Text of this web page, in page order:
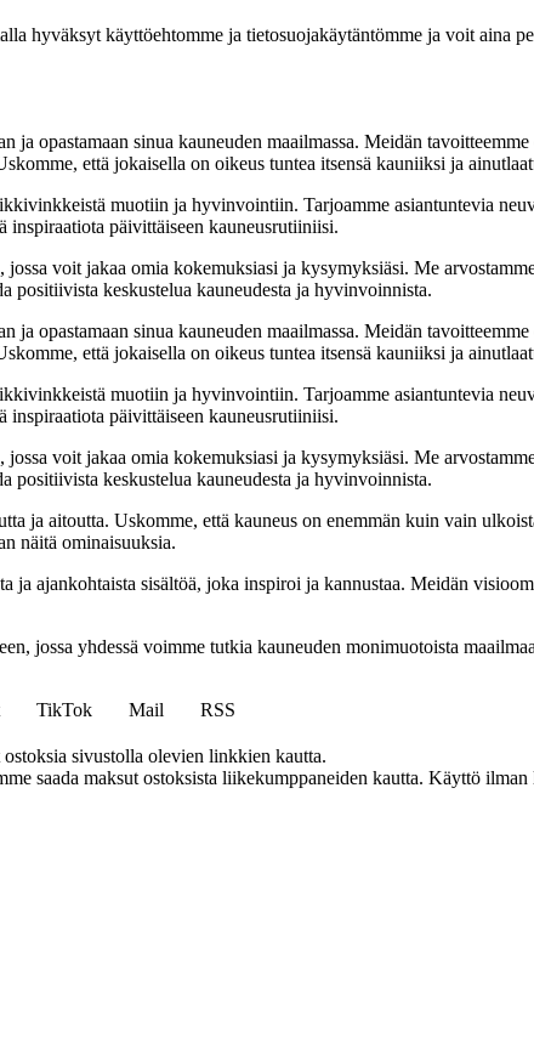
hyväksyt käyttöehtomme ja tietosuojakäytäntömme ja voit aina
opastamaan sinua kauneuden maailmassa. Meidän
että jokaisella on oikeus tuntea itsensä kauniiksi ja
muotiin ja hyvinvointiin. Tarjoamme asiantuntevia
inspiraatiota päivittäiseen kauneusrutiiniisi.
voit jakaa omia kokemuksiasi ja kysymyksiäsi. Me
positiivista keskustelua kauneudesta ja hyvinvoinnista.
opastamaan sinua kauneuden maailmassa. Meidän
että jokaisella on oikeus tuntea itsensä kauniiksi ja
muotiin ja hyvinvointiin. Tarjoamme asiantuntevia
inspiraatiota päivittäiseen kauneusrutiiniisi.
voit jakaa omia kokemuksiasi ja kysymyksiäsi. Me
positiivista keskustelua kauneudesta ja hyvinvoinnista.
ja aitoutta. Uskomme, että kauneus on enemmän kuin vain
näitä ominaisuuksia.
ajankohtaista sisältöä, joka inspiroi ja kannustaa. Meidän
jossa yhdessä voimme tutkia kauneuden monimuotoista
TikTok Mail
RSS
sivustolla olevien linkkien kautta.
saada maksut ostoksista liikekumppaneiden kautta. Käyttö ilman